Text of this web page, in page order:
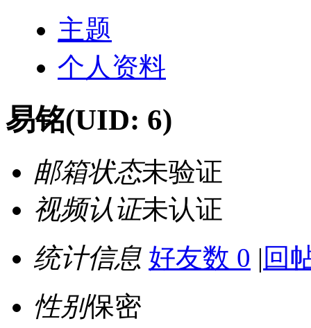
主题
个人资料
易铭(UID: 6)
邮箱状态未验证
视频认证未认证
统计信息 好友数 0 | 回
性别保密